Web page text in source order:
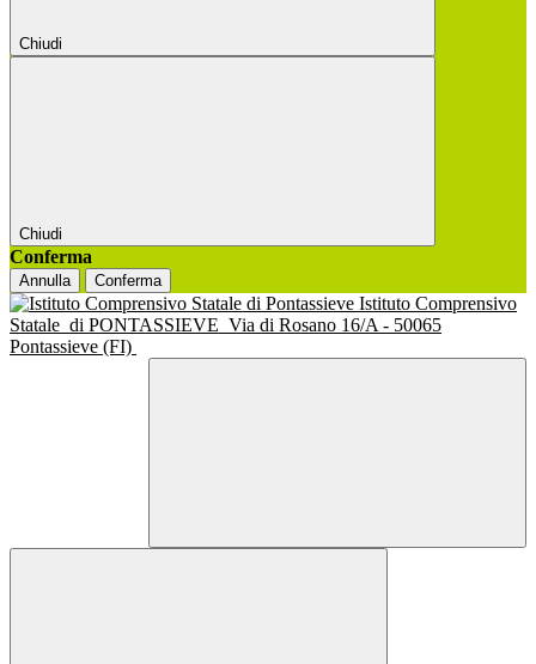
Chiudi
Chiudi
Conferma
Annulla Conferma
Istituto Comprensivo
Statale di PONTASSIEVE Via di Rosano 16/A - 50065
Pontassieve (FI)